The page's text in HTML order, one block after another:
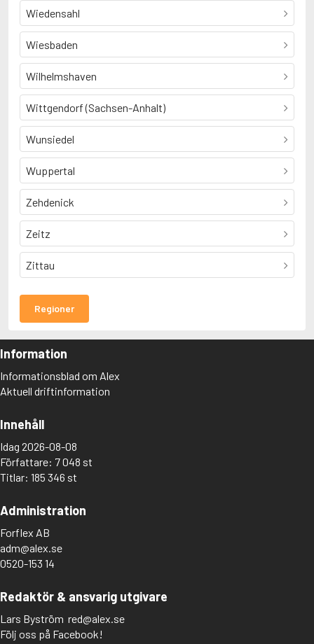
Wiedensahl
Wiesbaden
Wilhelmshaven
Wittgendorf (Sachsen-Anhalt)
Wunsiedel
Wuppertal
Zehdenick
Zeitz
Zittau
Regioner
Information
Informationsblad om Alex
Aktuell driftinformation
Innehåll
Idag 2026-08-08
Författare: 7 048 st
Titlar: 185 346 st
Administration
Forflex AB
adm@alex.se
0520-153 14
Redaktör & ansvarig utgivare
Lars Byström red@alex.se
Följ oss på Facebook!